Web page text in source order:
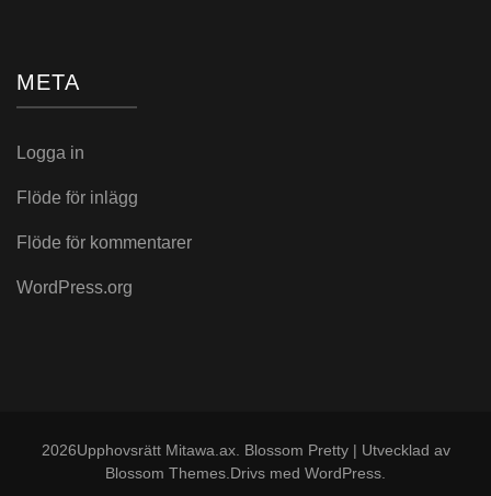
META
Logga in
Flöde för inlägg
Flöde för kommentarer
WordPress.org
2026Upphovsrätt Mitawa.ax. Blossom Pretty | Utvecklad av
Blossom Themes.Drivs med WordPress.